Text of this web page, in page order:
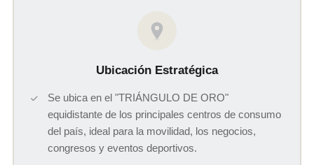
Ubicación Estratégica
Se ubica en el "TRIÁNGULO DE ORO"
equidistante de los principales centros de consumo
del país, ideal para la movilidad, los negocios,
congresos y eventos deportivos.